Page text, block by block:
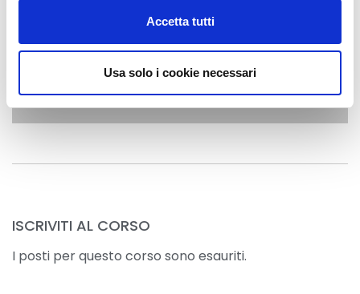
Accetta tutti
Usa solo i cookie necessari
ISCRIVITI AL CORSO
I posti per questo corso sono esauriti.